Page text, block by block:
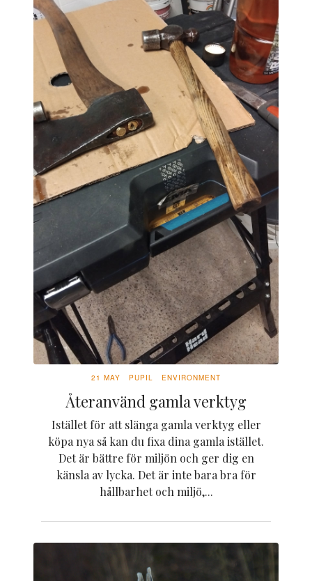
21 MAY PUPIL ENVIRONMENT
Återanvänd gamla verktyg
Istället för att slänga gamla verktyg eller
köpa nya så kan du fixa dina gamla istället.
Det är bättre för miljön och ger dig en
känsla av lycka. Det är inte bara bra för
hållbarhet och miljö,...